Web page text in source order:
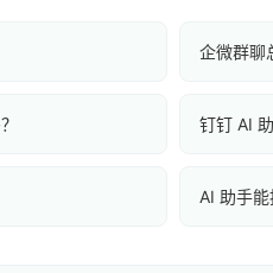
企微群聊
钉钉 AI
AI 助手能